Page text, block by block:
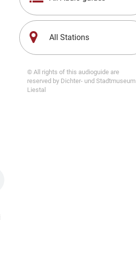
All Stations
© All rights of this audioguide are
reserved by Dichter- und Stadtmuseum
Liestal